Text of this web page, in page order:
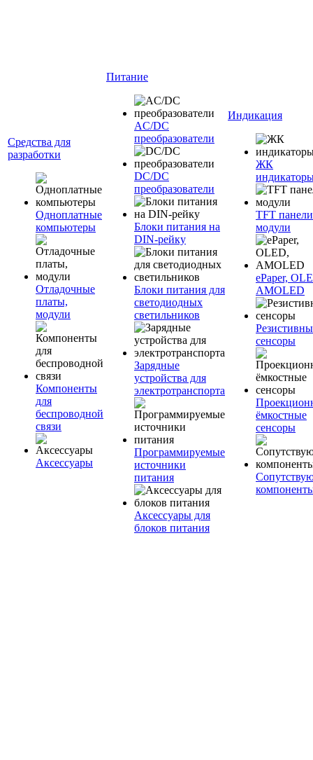
Средства для
разработки
Одноплатные
компьютеры
Отладочные
платы,
модули
Компоненты
для
беспроводной
связи
Аксессуары
Питание
AC/DC
преобразователи
DC/DC
преобразователи
Блоки питания на
DIN-рейку
Блоки питания для
светодиодных
светильников
Зарядные
устройства для
электротранспорта
Программируемые
источники
питания
Аксессуары для
блоков питания
Индикация
ЖК
TFT
модули
ePaper,
AMOLED
сенсоры
ёмкостные
сенсоры